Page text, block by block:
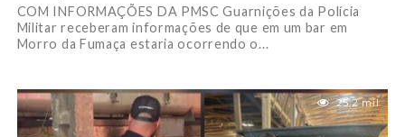
COM INFORMAÇÕES DA PMSC Guarnições da Polícia
Militar receberam informações de que em um bar em
Morro da Fumaça estaria ocorrendo o...
25.2 mil